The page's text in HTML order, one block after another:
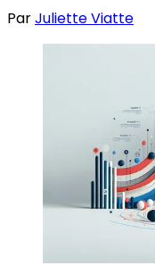
ParJuliette Viatte